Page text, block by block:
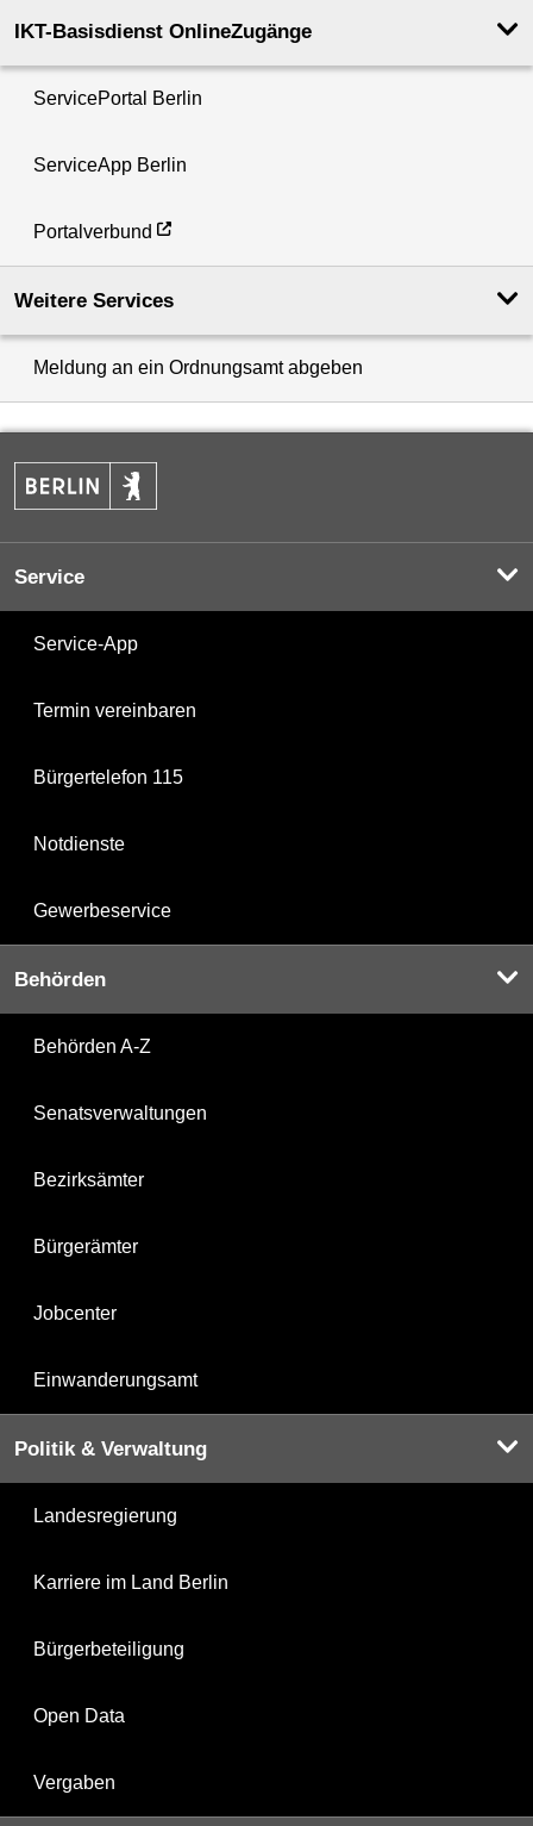
IKT-Basisdienst OnlineZugänge
ServicePortal Berlin
ServiceApp Berlin
Portalverbund
Weitere Services
Meldung an ein Ordnungsamt abgeben
Service
Service-App
Termin vereinbaren
Bürgertelefon 115
Notdienste
Gewerbeservice
Behörden
Behörden A-Z
Senatsverwaltungen
Bezirksämter
Bürgerämter
Jobcenter
Einwanderungsamt
Politik & Verwaltung
Landesregierung
Karriere im Land Berlin
Bürgerbeteiligung
Open Data
Vergaben